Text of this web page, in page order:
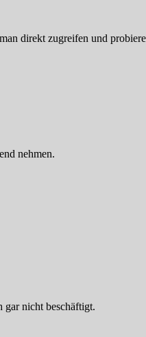
direkt zugreifen und
nehmen.
gar nicht beschäftigt.